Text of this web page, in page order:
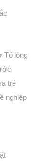
Tỏ lòng
trẻ
nghiệp